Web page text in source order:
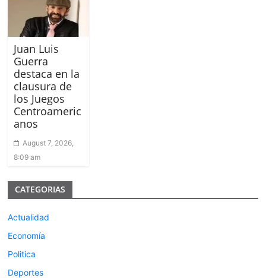
Juan Luis
Guerra
destaca en la
clausura de
los Juegos
Centroameric
anos
August 7, 2026,
8:09 am
CATEGORIAS
Actualidad
Economía
Politica
Deportes